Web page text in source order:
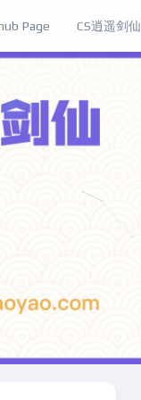
Page CS逍遥剑仙